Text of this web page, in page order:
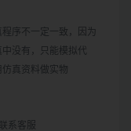
序不一定一致，因为
没有，只能模拟代
仿真资料做实物
系客服